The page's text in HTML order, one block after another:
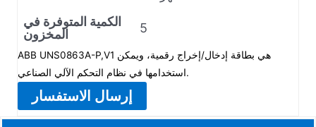
الكمية المتوفرة في
المخزون
5
ABB UNS0863A-P,V1 هي بطاقة إدخال/إخراج رقمية، ويمكن
استخدامها في نظام التحكم الآلي الصناعي.
إرسال الاستفسار